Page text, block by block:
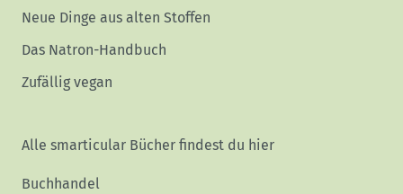
Neue Dinge aus alten Stoffen
Das Natron-Handbuch
Zufällig vegan
Alle smarticular Bücher findest du hier
Buchhandel